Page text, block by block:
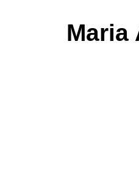
Maria